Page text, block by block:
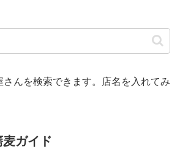
んを検索できます。店名を入れてみ
ガイド